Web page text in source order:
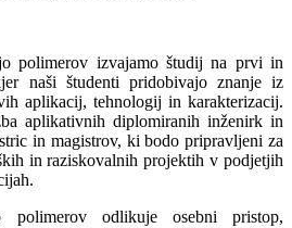
polimerov izvajamo študij na prvi in
naši študenti pridobivajo znanje iz
aplikacij, tehnologij in karakterizacij.
aplikativnih diplomiranih inženirk in
in magistrov, ki bodo pripravljeni za
in raziskovalnih projektih v podjetjih
polimerov odlikuje osebni pristop,